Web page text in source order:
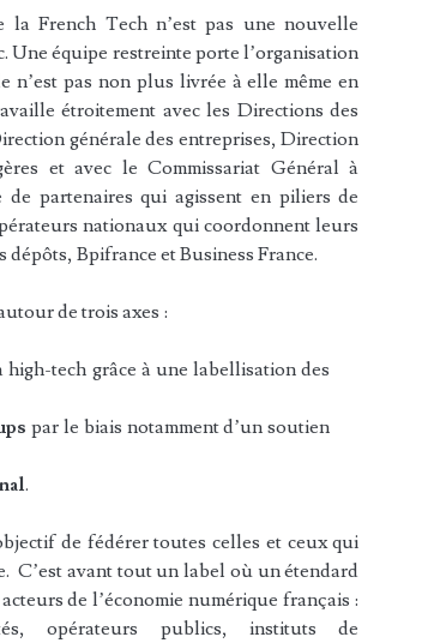
la French Tech n’est pas une nouvelle
équipe restreinte porte l’organisation
n’est pas non plus livrée à elle même en
étroitement avec les Directions des
générale des entreprises, Direction
et avec le Commissariat Général à
de partenaires qui agissent en piliers de
nationaux qui coordonnent leurs
dépôts, Bpifrance et Business France.
de trois axes :
high-tech grâce à une labellisation des
par le biais notamment d’un soutien
.
de fédérer toutes celles et ceux qui
C’est avant tout un label où un étendard
de l’économie numérique français :
opérateurs publics, instituts de